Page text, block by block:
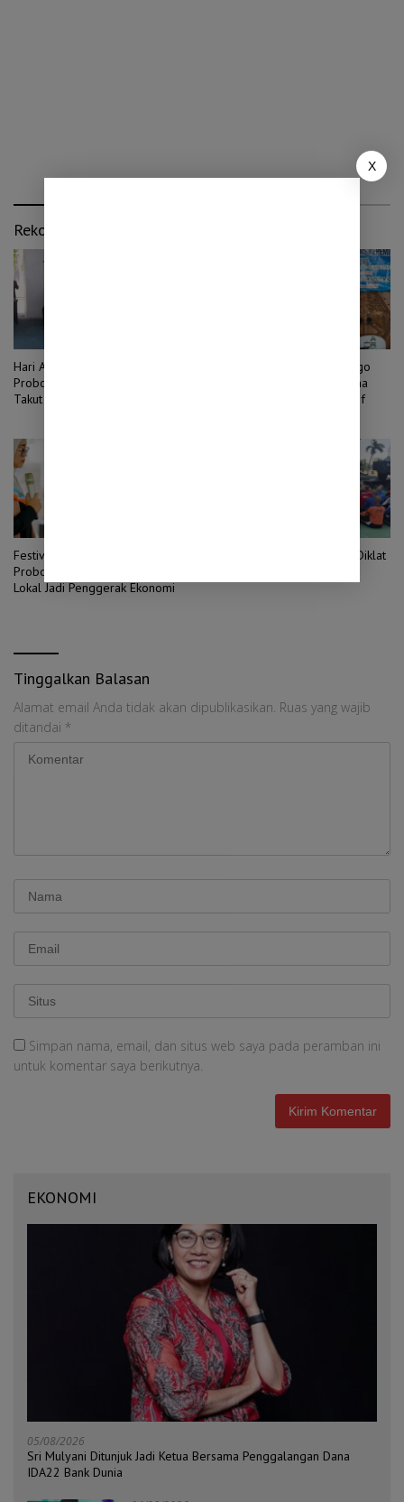
Rekomendasi untuk kamu
Hari Anak Nasional 2026, Bupati
Probolinggo Minta Anak Tak
Takut Bermimpi dan Hindari
DWP Kabupaten Probolinggo
Dorong Ketua Unit Pelaksana
Jadi Pemimpin Transformatif
Festival Makanan Khas
Probolinggo Dorong Kuliner
Lokal Jadi Penggerak Ekonomi
74 Pelajar Pasuruan Mulai Diklat
Tinggalkan Balasan
Alamat email Anda tidak akan dipublikasikan. Ruas yang wajib
ditandai *
Simpan nama, email, dan situs web saya pada peramban ini
untuk komentar saya berikutnya.
EKONOMI
05/08/2026
Sri Mulyani Ditunjuk Jadi Ketua Bersama Penggalangan Dana
IDA22 Bank Dunia
X